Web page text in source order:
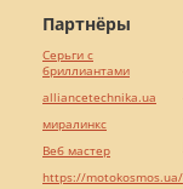
Партнёры
Серьги с
бриллиантами
alliancetechnika.ua
миралинкс
Веб мастер
https://motokosmos.ua/